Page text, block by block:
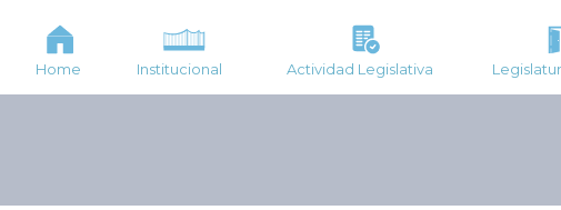
Home Institucional Actividad Legislativa